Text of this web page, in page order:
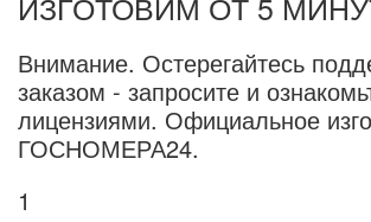
Внимание. Остерегайтесь
заказом - запросите и
лицензиями. Официальное
ГОСНОМЕРА24.
1